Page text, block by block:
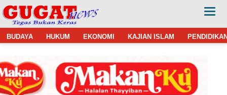
BUDAYA HUKUM EKONOMI KAJIAN ISLAM